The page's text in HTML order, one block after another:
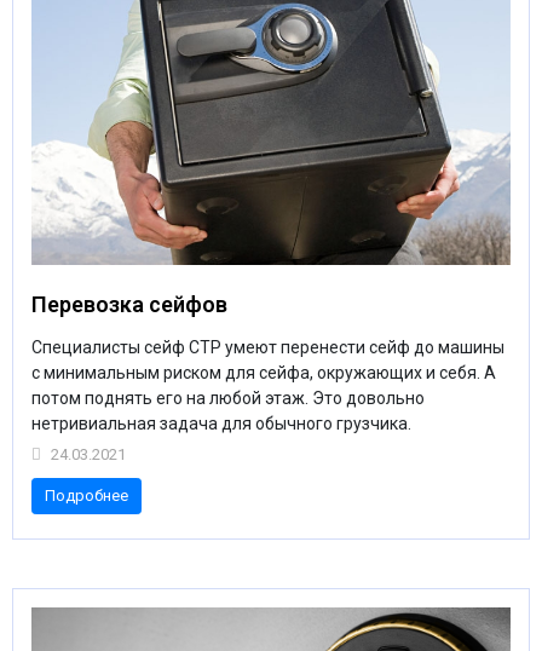
Перевозка сейфов
Специалисты сейф СТР умеют перенести сейф до машины
с минимальным риском для сейфа, окружающих и себя. А
потом поднять его на любой этаж. Это довольно
нетривиальная задача для обычного грузчика.
24.03.2021
Подробнее